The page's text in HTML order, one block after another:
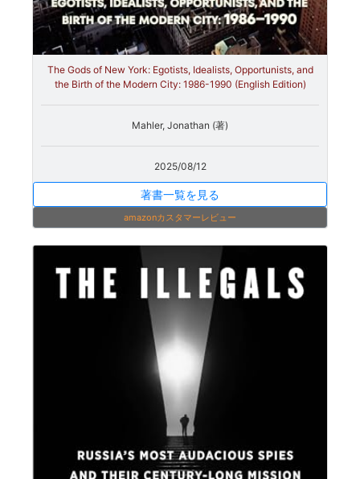
The Gods of New York: Egotists, Idealists, Opportunists, and
the Birth of the Modern City: 1986-1990 (English Edition)
Mahler, Jonathan (著)
2025/08/12
著書一覧を見る
amazonカスタマーレビュー